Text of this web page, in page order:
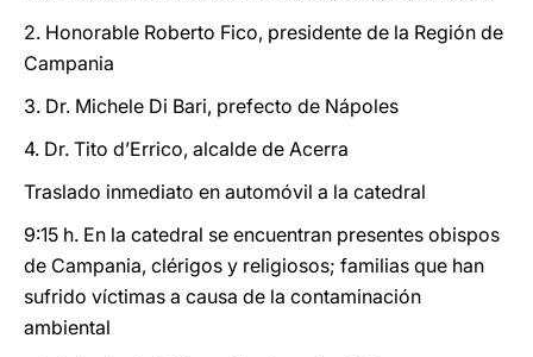
2. Honorable Roberto Fico, presidente de la Región de
Campania
3. Dr. Michele Di Bari, prefecto de Nápoles
4. Dr. Tito d’Errico, alcalde de Acerra
Traslado inmediato en automóvil a la catedral
9:15 h. En la catedral se encuentran presentes obispos
de Campania, clérigos y religiosos; familias que han
sufrido víctimas a causa de la contaminación
ambiental